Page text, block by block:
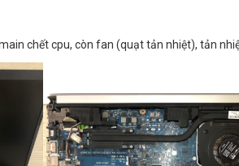
chết cpu, còn fan (quạt tản nhiệt), tản